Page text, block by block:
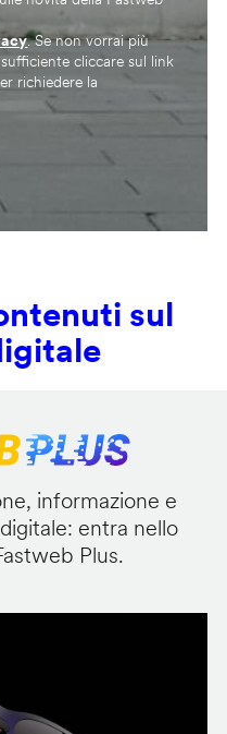
. Se non vorrai più
cliccare sul link
richiedere la
sul
informazione e
entra nello
Plus.